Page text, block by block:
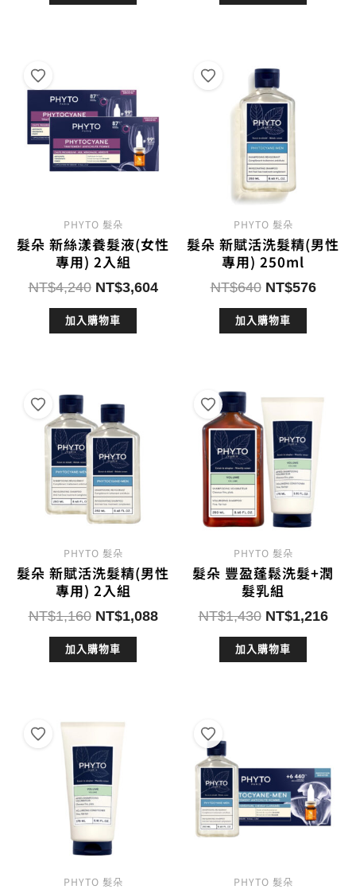
PHYTO 髮朵
髮朵 新絲漾養髮液(女性
專用) 2入組
NT$4,240 原
始
價
NT$3,604目
加入購物車
PHYTO 髮朵
髮朵 新賦活洗髮精(男性
專用) 250ml
NT$640 原
始
價
NT$576目
加入購物車
PHYTO 髮朵
髮朵 新賦活洗髮精(男性
專用) 2入組
NT$1,160 原
始
價
NT$1,088目
加入購物車
PHYTO 髮朵
髮朵 豐盈蓬鬆洗髮+潤
髮乳組
NT$1,430 原
始
價
NT$1,216目
加入購物車
PHYTO 髮朵 PHYTO 髮朵